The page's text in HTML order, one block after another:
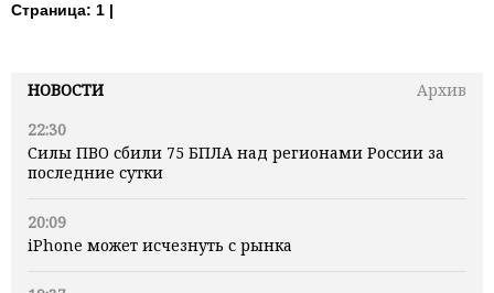
НОВОСТИ
Архив
22:30
Силы ПВО сбили 75 БПЛА над регионами России за
последние сутки
20:09
iPhone может исчезнуть с рынка
Страница: 1 |